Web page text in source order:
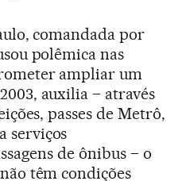
comandada por
polêmica nas
ampliar um
auxilia – através
passes de Metrô,
serviços
de ônibus – o
têm condições